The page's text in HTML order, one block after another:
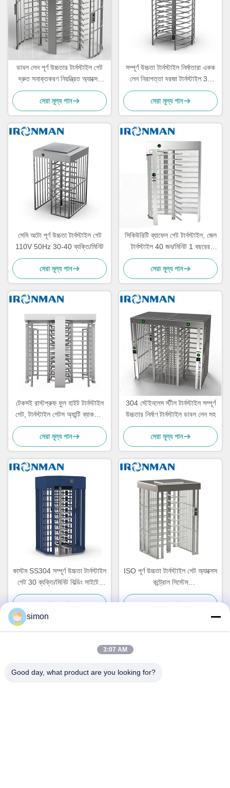
ডাবল লেন পূর্ণ উচ্চতার টার্নস্টাইল গেট
দ্রুত সনাক্তকরণ নিয়ন্ত্রিত অ্যাক্সেস
টার্নস্টাইল
সেরা মূল্য পান
সম্পূর্ণ উচ্চতা টার্নস্টাইল নির্মাতারা একক
লেন নিরাপত্তা দরজা টার্নস্টাইল 30
ব্যক্তি / মিনিট
সেরা মূল্য পান
সেমি অটো পূর্ণ উচ্চতা টার্নস্টাইল গেট
110V 50Hz 30-40 ব্যক্তি/মিনিট
সেরা মূল্য পান
সিকিউরিটি ব্যাফেল গেট টার্নস্টাইল, জেল
টার্নস্টাইল 40 জন/মিনিট 1 বছরের
ওয়ারেন্টি
সেরা মূল্য পান
টেকসই রাস্টপ্রুফ ফুল হাইট টার্নস্টাইল
গেট, টার্নস্টাইল গেটস অ্যান্টি ব্যাকআপ
ফাংশন
সেরা মূল্য পান
304 স্টেইনলেস স্টীল টার্নস্টাইল সম্পূর্ণ
উচ্চতার নির্মাণ টার্নস্টাইল ডাবল লেন সহ
সেরা মূল্য পান
কাস্টম SS304 সম্পূর্ণ উচ্চতা টার্নস্টাইল
গেট 30 ব্যক্তি/মিনিট বিল্ডিং সাইটের
জন্য
সেরা মূল্য পান
ISO পূর্ণ উচ্চতা টার্নস্টাইল গেট অ্যাক্সেস
কন্ট্রোল সিস্টেম
1500*1460*2300mm
সেরা মূল্য পান
simon
3:07 AM
Good day, what product are you looking for?